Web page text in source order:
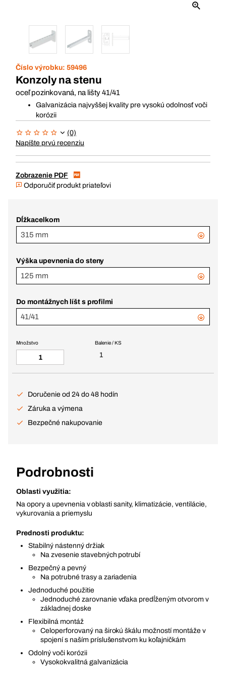
Číslo výrobku: 59496
Konzoly na stenu
oceľ pozinkovaná, na lišty 41/41
Galvanizácia najvyššej kvality pre vysokú odolnosť voči
korózii
(0)
Napíšte prvú recenziu
Zobrazenie PDF
Odporučiť produkt priateľovi
Dĺžkacelkom
315 mm
Výška upevnenia do steny
125 mm
Do montážnych líšt s profilmi
41/41
Balenie / KS
1
Množstvo
Doručenie od 24 do 48 hodín
Záruka a výmena
Bezpečné nakupovanie
Podrobnosti
Oblasti využitia:
Na opory a upevnenia v oblasti sanity, klimatizácie, ventilácie,
vykurovania a priemyslu
Prednosti produktu:
Stabilný nástenný držiak
Na zvesenie stavebných potrubí
Bezpečný a pevný
Na potrubné trasy a zariadenia
Jednoduché použitie
Jednoduché zarovnanie vďaka predĺženým otvorom v
základnej doske
Flexibilná montáž
Celoperforovaný na širokú škálu možností montáže v
spojení s naším príslušenstvom ku koľajničkám
Odolný voči korózii
Vysokokvalitná galvanizácia